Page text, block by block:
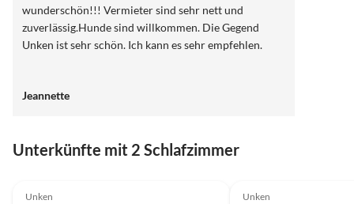
wunderschön!!! Vermieter sind sehr nett und
zuverlässig.Hunde sind willkommen. Die Gegend
Unken ist sehr schön. Ich kann es sehr empfehlen.
Jeannette
Unterkünfte mit 2 Schlafzimmer
Unken Unken